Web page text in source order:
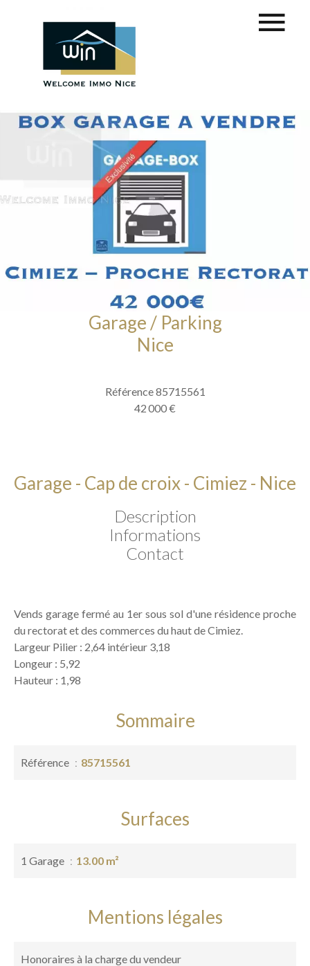
Garage / Parking
Nice
Référence85715561
42 000 €
Garage - Cap de croix - Cimiez - Nice
Description
Informations
Contact
Vends garage fermé au 1er sous sol d'une résidence proche
du rectorat et des commerces du haut de Cimiez.
Largeur Pilier : 2,64 intérieur 3,18
Longeur : 5,92
Hauteur : 1,98
Sommaire
Référence 85715561
Surfaces
1 Garage 13.00 m²
Mentions légales
Honoraires à la charge du vendeur